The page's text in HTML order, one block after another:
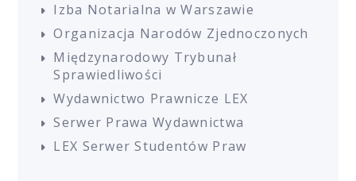
Izba Notarialna w Warszawie
Organizacja Narodów Zjednoczonych
Międzynarodowy Trybunał
Sprawiedliwości
Wydawnictwo Prawnicze LEX
Serwer Prawa Wydawnictwa
LEX Serwer Studentów Praw